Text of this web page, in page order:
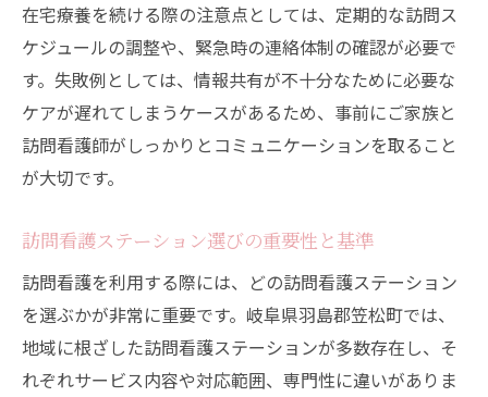
訪問看護と介護サービスの違いと併用の工
夫
笠松町で叶える自宅看護の保険利用術
訪問看護を活用した自宅看護の実践方法
保険適用で始める訪問看護の利用ステップ
自宅療養に最適な訪問看護利用のポイント
訪問看護ステーション選択と保険利用の裏
技
訪問看護の申請手順と家族のためのアドバイス
訪問看護の申請から利用開始までの流れ解
在宅療養を続ける際の注意点としては、定期的な訪問ス
ケジュールの調整や、緊急時の連絡体制の確認が必要で
す。失敗例としては、情報共有が不十分なために必要な
ケアが遅れてしまうケースがあるため、事前にご家族と
訪問看護師がしっかりとコミュニケーションを取ること
が大切です。
訪問看護ステーション選びの重要性と基準
訪問看護を利用する際には、どの訪問看護ステーション
を選ぶかが非常に重要です。岐阜県羽島郡笠松町では、
地域に根ざした訪問看護ステーションが多数存在し、そ
れぞれサービス内容や対応範囲、専門性に違いがありま